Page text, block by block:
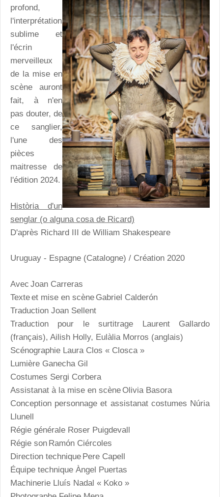
profond,
l'interprétation
sublime et
l'écrin
merveilleux
de la mise en
scène auront
fait, à n'en
pas douter, de
ce sanglier,
l'une des
pièces
maitresse de
l'édition 2024.
Història d'un
senglar (o alguna cosa de Ricard)
D'après Richard III de William Shakespeare
Uruguay - Espagne (Catalogne) / Création 2020
Avec Joan Carreras
Texte et mise en scène Gabriel Calderón
Traduction Joan Sellent
Traduction pour le surtitrage Laurent Gallardo
(français), Ailish Holly, Eulàlia Morros (anglais)
Scénographie Laura Clos « Closca »
Lumière Ganecha Gil
Costumes Sergi Corbera
Assistanat à la mise en scène Olivia Basora
Conception personnage et assistanat costumes Núria
Llunell
Régie générale Roser Puigdevall
Régie son Ramón Ciércoles
Direction technique Pere Capell
Équipe technique Àngel Puertas
Machinerie Lluís Nadal « Koko »